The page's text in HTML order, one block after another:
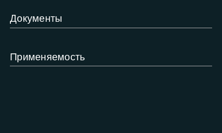
Документы
Применяемость